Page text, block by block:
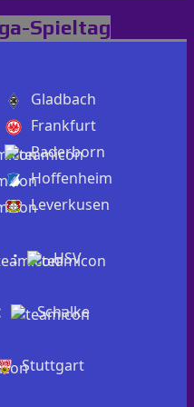
Spieltag
Gladbach
Frankfurt
Paderborn
Hoffenheim
Leverkusen
: HSV
Schalke
Stuttgart